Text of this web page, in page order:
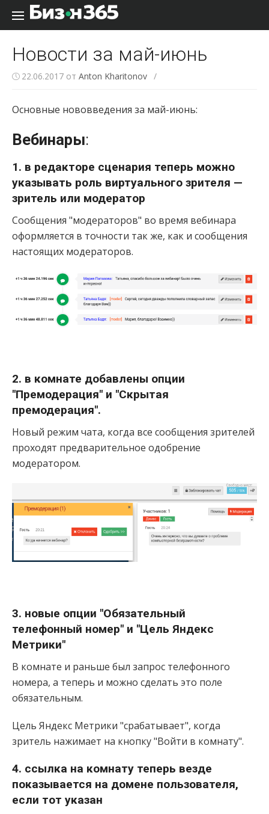
Перейти к содержанию
Новости за май-июнь
22.06.2017 от Anton Kharitonov /
Основные нововведения за май-июнь:
Вебинары:
1. в редакторе сценария теперь можно
указывать роль виртуального зрителя —
зритель или модератор
Сообщения "модераторов" во время вебинара
оформляется в точности так же, как и сообщения
настоящих модераторов.
2. в комнате добавлены опции
"Премодерация" и "Скрытая
премодерация".
Новый режим чата, когда все сообщения зрителей
проходят предварительное одобрение
модератором.
3. новые опции "Обязательный
телефонный номер" и "Цель Яндекс
Метрики"
В комнате и раньше был запрос телефонного
номера, а теперь и можно сделать это поле
обязательным.
Цель Яндекс Метрики "срабатывает", когда
зритель нажимает на кнопку "Войти в комнату".
4. ссылка на комнату теперь везде
показывается на домене пользователя,
если тот указан